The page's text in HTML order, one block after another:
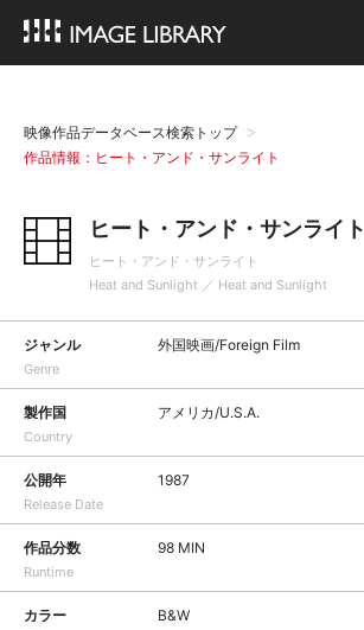
映像作品データベース検索トップ
作品情報：ヒート・アンド・サンライト
ヒート・アンド・サンライト
ヒート・アンド・サンライト
Heat and Sunlight ／ Heat and Sunlight
ジャンル
Genre
外国映画/Foreign Film
製作国
Country
アメリカ/U.S.A.
公開年
Release Date
1987
作品分数
Runtime
98 MIN
カラー B&W